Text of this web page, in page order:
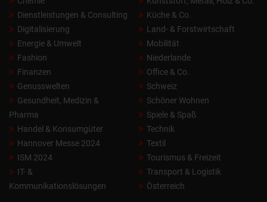
Dienstleistungen & Consulting
Digitalisierung
Energie & Umwelt
Fashion
Finanzen
Genusswelten
Gesundheit, Medizin &
Pharma
Handel & Konsumgüter
Hannover Messe 2024
ISM 2024
IT- &
Kommunikationslösungen
Küche & Co.
Land- & Forstwirtschaft
Mobilität
Niederlande
Office & Co.
Schweiz
Schöner Wohnen
Spiele & Spaß
Technik
Textil
Tourismus & Freizeit
Transport & Logistik
Österreich